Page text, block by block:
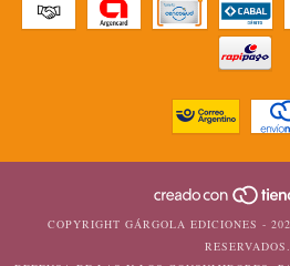
COPYRIGHT GÁRGOLA EDICIONES -
RESERVADOS.